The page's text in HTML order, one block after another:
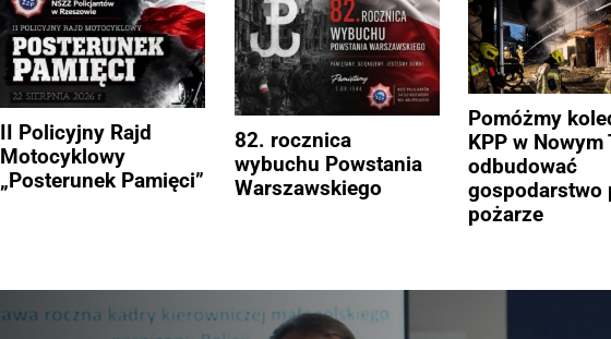
II Policyjny Rajd
Motocyklowy
„Posterunek Pamięci”
82. rocznica
wybuchu Powstania
Warszawskiego
Pomóżmy
KPP w Nowym
odbudować
gospodarstwo
pożarze